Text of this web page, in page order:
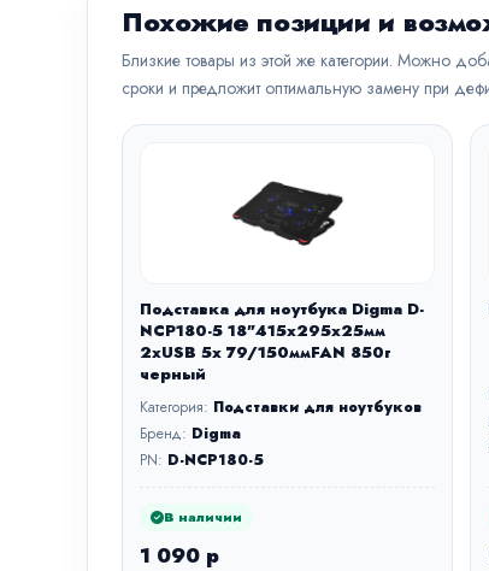
Похожие позиции и
Близкие товары из этой же категории. Можно
сроки и предложит оптимальную замену при
Подставка для ноутбука Digma D-
NCP180-5 18"415x295x25мм
2xUSB 5x 79/150ммFAN 850г
черный
Категория: Подставки для ноутбуков
Бренд: Digma
PN: D-NCP180-5
В наличии
1 090 р